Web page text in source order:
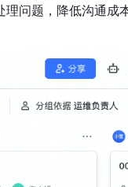
问题，降低沟通成